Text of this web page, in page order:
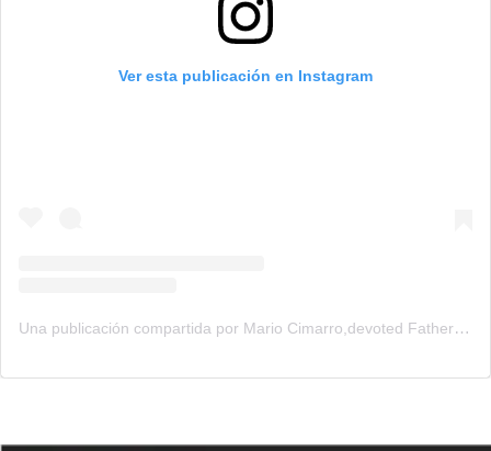
Ver esta publicación en Instagram
Una publicación compartida por Mario Cimarro,devoted Father (@mariocimarro)